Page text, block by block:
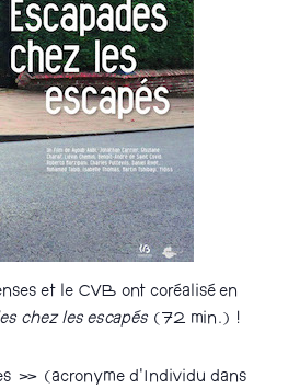
et le CVB ont coréalisé en
chez les escapés (72 min.) !
» (acronyme d’Individu dans